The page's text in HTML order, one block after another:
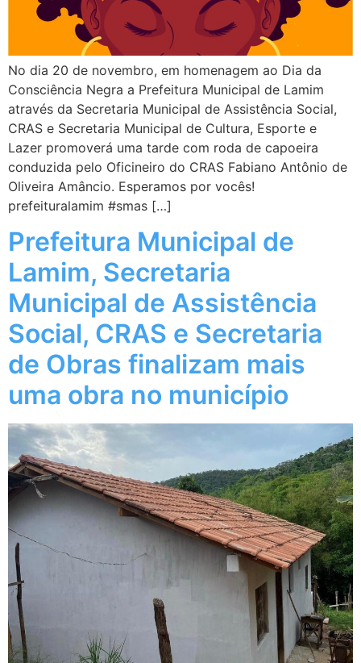
No dia 20 de novembro, em homenagem ao Dia da
Consciência Negra a Prefeitura Municipal de Lamim
através da Secretaria Municipal de Assistência Social,
CRAS e Secretaria Municipal de Cultura, Esporte e
Lazer promoverá uma tarde com roda de capoeira
conduzida pelo Oficineiro do CRAS Fabiano Antônio de
Oliveira Amâncio. Esperamos por vocês!
prefeituralamim #smas […]
Prefeitura Municipal de
Lamim, Secretaria
Municipal de Assistência
Social, CRAS e Secretaria
de Obras finalizam mais
uma obra no município